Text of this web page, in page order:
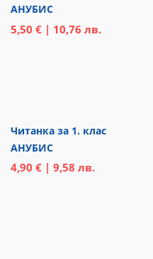
АНУБИС
5,50 € | 10,76 лв.
Читанка за 1. клас
АНУБИС
4,90 € | 9,58 лв.